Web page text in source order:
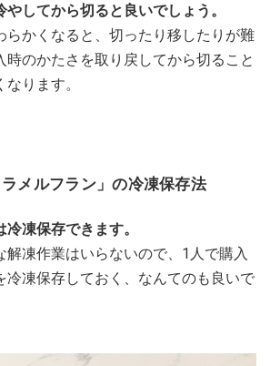
してから切ると良いでしょう。
らかくなると、切ったり移したりが難
時のかたさを取り戻してから切ること
ります。
メルフラン」の冷凍保存法
凍保存できます。
解凍作業はいらないので、1人で購入
冷凍保存しておく、なんてのも良いで